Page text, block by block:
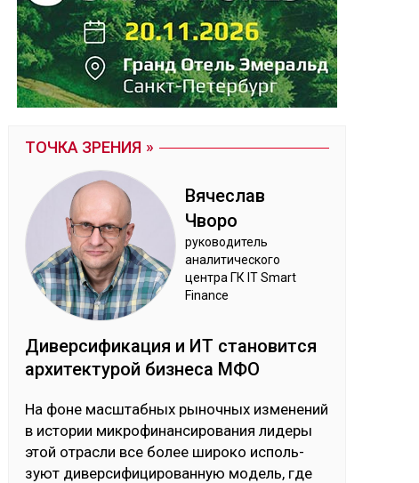
ТОЧКА ЗРЕНИЯ
Вя­чес­лав
Чво­ро
ру­ково­дитель
ана­лити­чес­ко­го
цен­тра ГК IT Smart
Finance
Ди­вер­си­фика­ция и ИТ ста­новит­ся
ар­хи­тек­ту­рой биз­не­са МФО
На фо­не мас­штаб­ных ры­ноч­ных из­ме­не­ний
в ис­то­рии мик­ро­фи­нан­си­ро­ва­ния ли­де­ры
этой от­рас­ли все бо­лее ши­ро­ко ис­поль­
зуют ди­вер­си­фи­ци­ро­ван­ную мо­дель, где